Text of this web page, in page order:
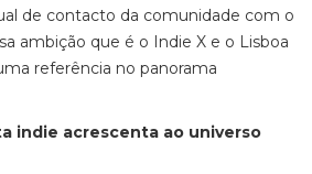
de contacto da comunidade com o
ambição que é o Indie X e o Lisboa
referência no panorama
indie acrescenta ao universo